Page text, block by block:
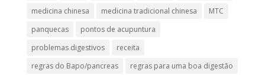
medicina chinesa
medicina tradicional chinesa
MTC
panquecas
pontos de acupuntura
problemas digestivos
receita
regras do Bapo/pancreas
regras para uma boa digestão